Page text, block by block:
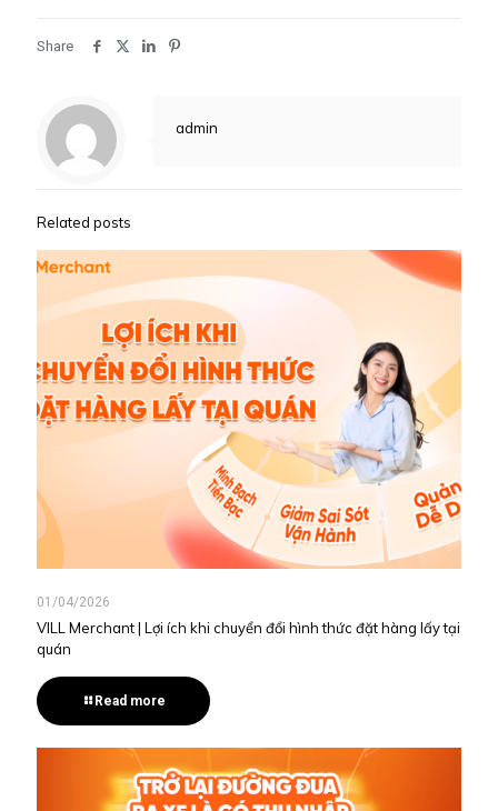
Share
admin
Related posts
01/04/2026
VILL Merchant | Lợi ích khi chuyển đổi hình thức đặt hàng lấy tại
quán
Read more